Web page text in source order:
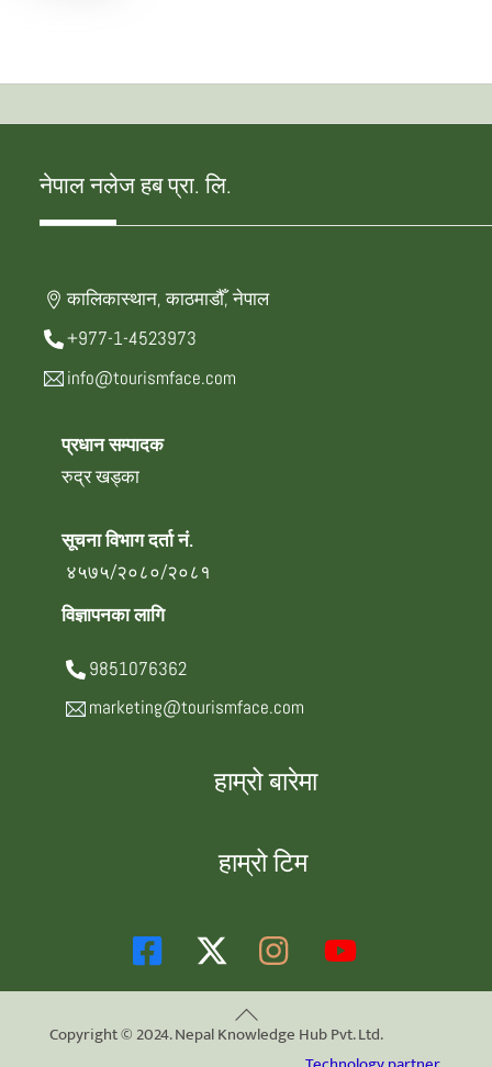
नेपाल नलेज हब प्रा. लि.
कालिकास्थान, काठमाडौँ, नेपाल
+977-1-4523973
info@tourismface.com
प्रधान सम्पादक
रुद्र खड्का
सूचना विभाग दर्ता नं.
४५७५/२०८०/२०८१
विज्ञापनका लागि
9851076362
marketing@tourismface.com
हाम्रो बारेमा
हाम्रो टिम
Back
To
Copyright © 2024. Nepal Knowledge Hub Pvt. Ltd.